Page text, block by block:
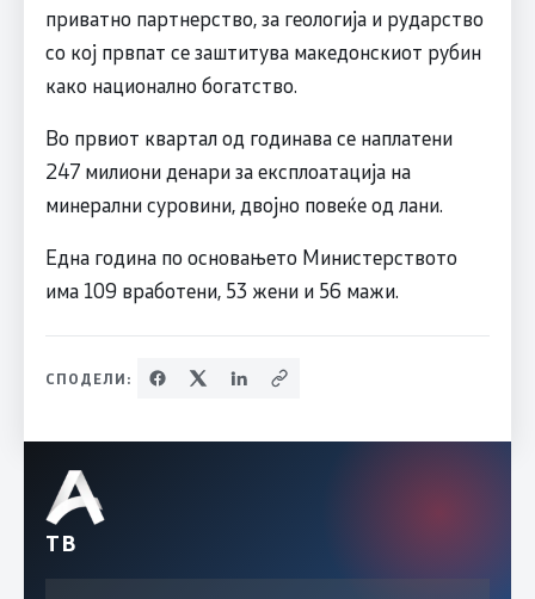
приватно партнерство, за геологија и рударство
со кој првпат се заштитува македонскиот рубин
како национално богатство.
Во првиот квартал од годинава се наплатени
247 милиони денари за експлоатација на
минерални суровини, двојно повеќе од лани.
Една година по основањето Министерството
има 109 вработени, 53 жени и 56 мажи.
СПОДЕЛИ:
ТВ